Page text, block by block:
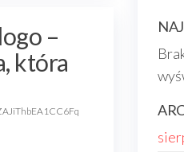
–
która